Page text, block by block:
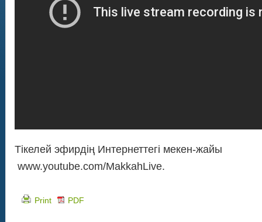
Тікелей эфирдің Интернеттегі мекен-жайы
www.youtube.com/MakkahLive.
Print PDF